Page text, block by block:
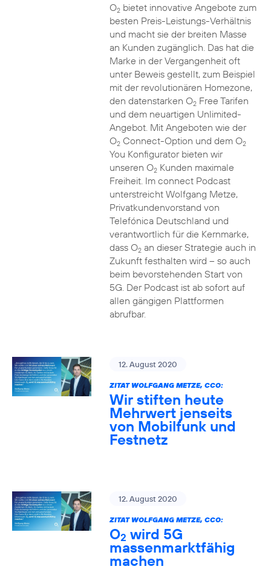
O2bietet innovative Angebote zum
besten Preis-Leistungs-Verhältnis
und macht sie der breiten Masse
an Kunden zugänglich. Das hat die
Marke in der Vergangenheit oft
unter Beweis gestellt, zum Beispiel
mit der revolutionären Homezone,
den datenstarken O2Free Tarifen
und dem neuartigen Unlimited-
Angebot. Mit Angeboten wie der
O2Connect-Option und dem O2
You Konfigurator bieten wir
unseren O2Kunden maximale
Freiheit. Im connect Podcast
unterstreicht Wolfgang Metze,
Privatkundenvorstand von
Telefónica Deutschland und
verantwortlich für die Kernmarke,
dass O2an dieser Strategie auch in
Zukunft festhalten wird – so auch
beim bevorstehenden Start von
5G. Der Podcast ist ab sofort auf
allen gängigen Plattformen
abrufbar.
12. August 2020
ZITAT WOLFGANG METZE, CCO:
Wir stiften heute
Mehrwert jenseits
von Mobilfunk und
Festnetz
12. August 2020
ZITAT WOLFGANG METZE, CCO:
O2 wird 5G
massenmarktfähig
machen